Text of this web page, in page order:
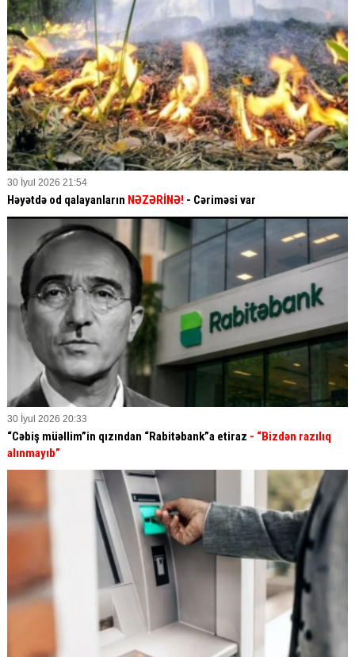
30 İyul 2026 21:54
Həyətdə od qalayanların NƏZƏRİNƏ! - Cəriməsi var
30 İyul 2026 20:33
“Cəbiş müəllim”in qızından “Rabitəbank”a etiraz - “Bizdən razılıq
alınmayıb”